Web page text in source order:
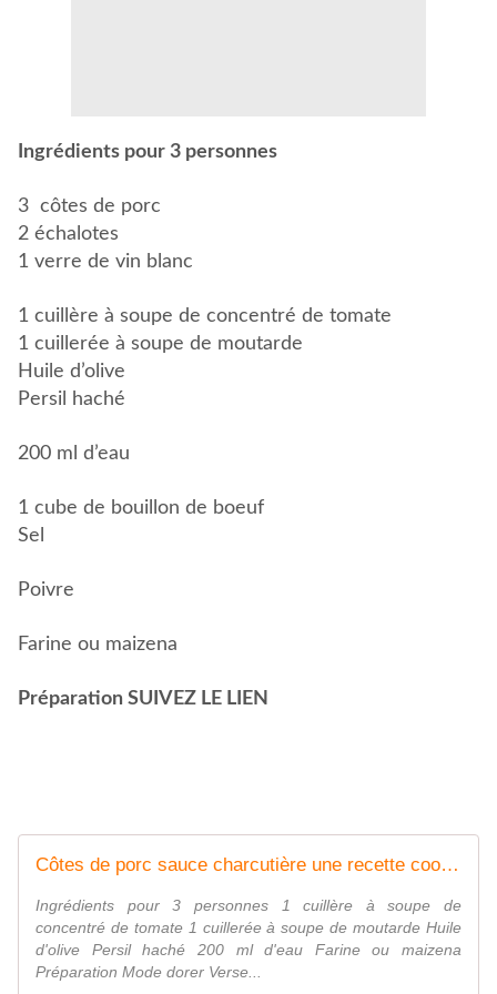
Ingrédients pour 3 personnes
3 côtes de porc
2 échalotes
1 verre de vin blanc
1 cuillère à soupe de concentré de tomate
1 cuillerée à soupe de moutarde
Huile d’olive
Persil haché
200 ml d’eau
1 cube de bouillon de boeuf
Sel
Poivre
Farine ou maizena
Préparation SUIVEZ LE LIEN
Côtes de porc sauce charcutière une recette cookeo |
Ingrédients pour 3 personnes 1 cuillère à soupe de
concentré de tomate 1 cuillerée à soupe de moutarde Huile
d'olive Persil haché 200 ml d'eau Farine ou maizena
Préparation Mode dorer Verse...